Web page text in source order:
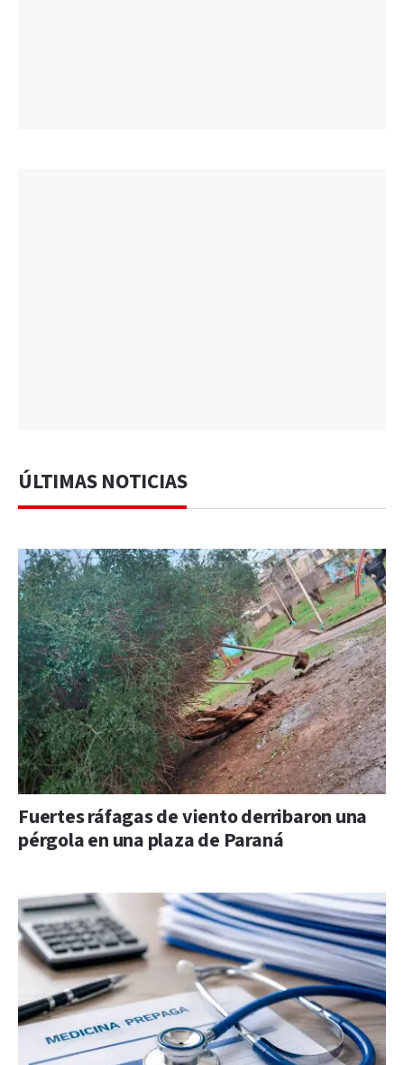
ÚLTIMAS NOTICIAS
Fuertes ráfagas de viento derribaron una
pérgola en una plaza de Paraná